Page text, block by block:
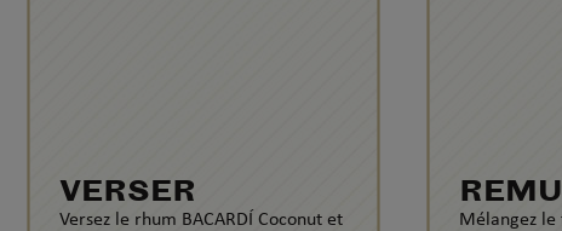
VERSER
Versez le rhum BACARDÍ Coconut et
Mélangez le